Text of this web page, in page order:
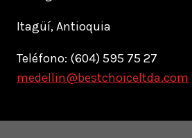
Itagüí, Antioquia
Teléfono: (604) 595 75 27
medellin@bestchoiceltda.com